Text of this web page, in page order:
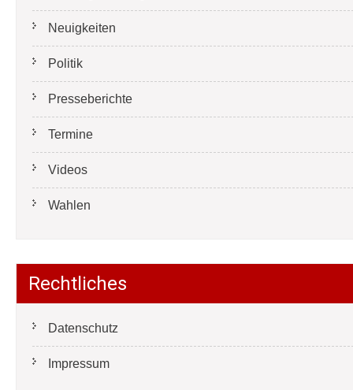
Neuigkeiten
Politik
Presseberichte
Termine
Videos
Wahlen
Rechtliches
Datenschutz
Impressum